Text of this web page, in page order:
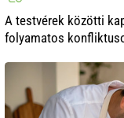
A testvérek közötti
folyamatos
igényelnek. Ebben a c..